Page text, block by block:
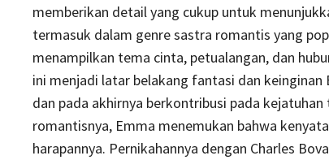
memberikan detail yang cukup untuk
termasuk dalam genre sastra romantis yang
menampilkan tema cinta, petualangan, dan
ini menjadi latar belakang fantasi dan
dan pada akhirnya berkontribusi pada
romantisnya, Emma menemukan bahwa
harapannya. Pernikahannya dengan Charles